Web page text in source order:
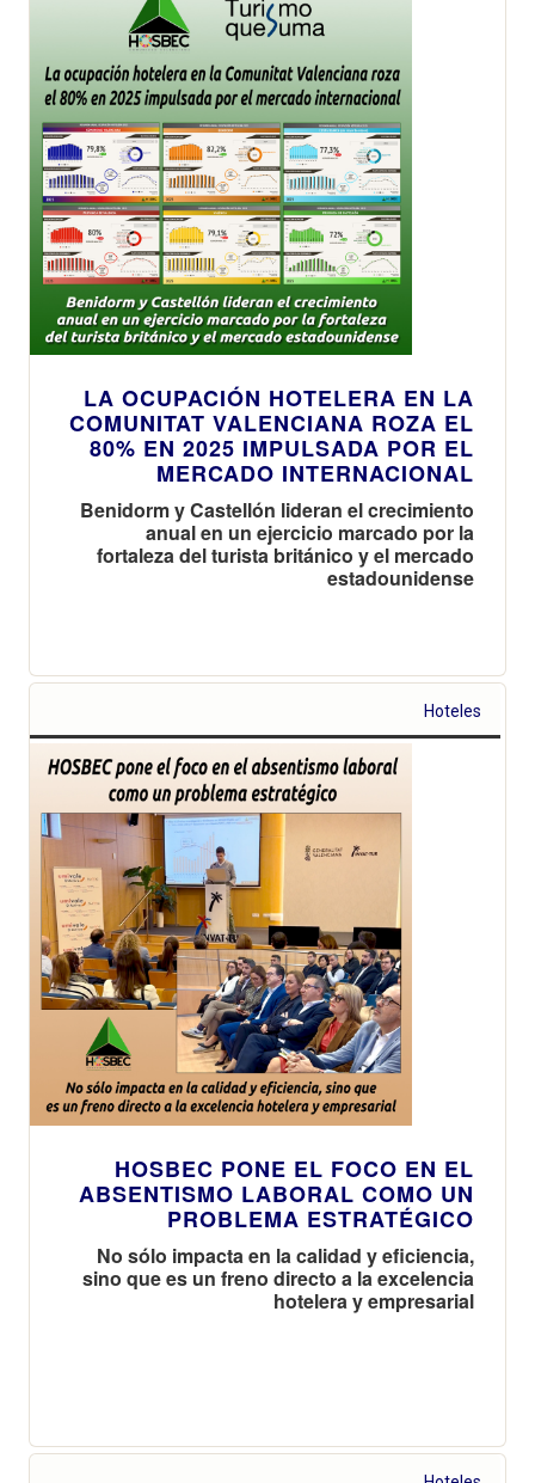
LA OCUPACIÓN HOTELERA EN LA
COMUNITAT VALENCIANA ROZA EL
80% EN 2025 IMPULSADA POR EL
MERCADO INTERNACIONAL
Benidorm y Castellón lideran el crecimiento
anual en un ejercicio marcado por la
fortaleza del turista británico y el mercado
estadounidense
Hoteles
HOSBEC PONE EL FOCO EN EL
ABSENTISMO LABORAL COMO UN
PROBLEMA ESTRATÉGICO
No sólo impacta en la calidad y eficiencia,
sino que es un freno directo a la excelencia
hotelera y empresarial